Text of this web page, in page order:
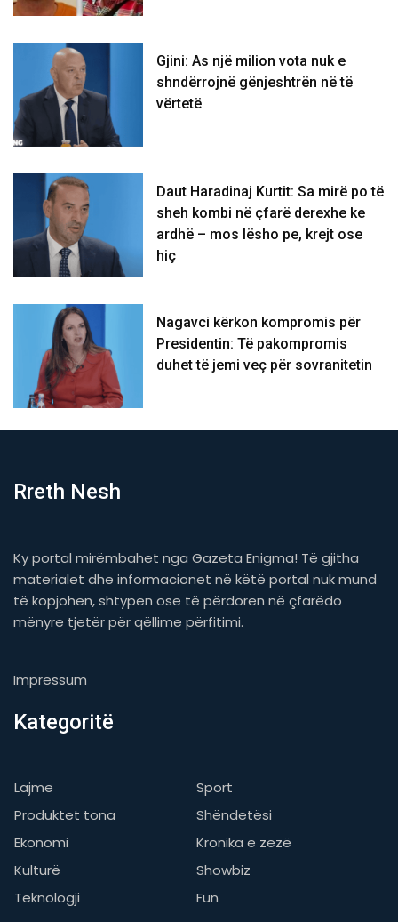
Gjini: As një milion vota nuk e
shndërrojnë gënjeshtrën në të
vërtetë
Daut Haradinaj Kurtit: Sa mirë po të
sheh kombi në çfarë derexhe ke
ardhë – mos lësho pe, krejt ose
hiç
Nagavci kërkon kompromis për
Presidentin: Të pakompromis
duhet të jemi veç për sovranitetin
Rreth Nesh
Ky portal mirëmbahet nga Gazeta Enigma! Të gjitha
materialet dhe informacionet në këtë portal nuk mund
të kopjohen, shtypen ose të përdoren në çfarëdo
mënyre tjetër për qëllime përfitimi.
Impressum
Kategoritë
Lajme
Sport
Produktet tona
Shëndetësi
Ekonomi
Kronika e zezë
Kulturë
Showbiz
Teknologji
Fun